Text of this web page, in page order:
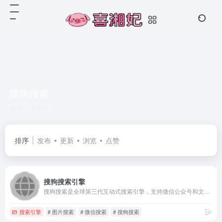
排序 发布 更新 浏览 点赞
搜狗搜索引擎
搜索引擎 # 图片搜索 # 微信搜索 # 搜狗搜索